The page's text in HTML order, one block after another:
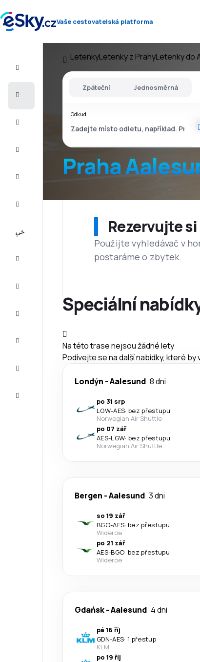
Vaše cestovatelská platforma
LetenkyLetenky z PrahyLetenky do
Praha
Zpáteční Jednosměrná
Odkud
Rezervujte
Použijte vyhledávač v
postaráme o zbytek.
Speciální
Na této trase nejsou žádné lety
Podívejte se na další nabídky, které
Londýn -Aalesund 8 dni
po 31 srp
LGW-AES· bez přestupu
Norwegian Air Shuttle
po 07 zář
AES-LGW· bez přestupu
Norwegian Air Shuttle
Bergen -Aalesund 3 dni
so 19 zář
BGO-AES· bez přestupu
Wideroe
po 21 zář
AES-BGO· bez přestupu
Wideroe
Gdańsk-Aalesund 4 dni
pá 16 říj
GDN-AES· 1 přestup
KLM
po 19 říj